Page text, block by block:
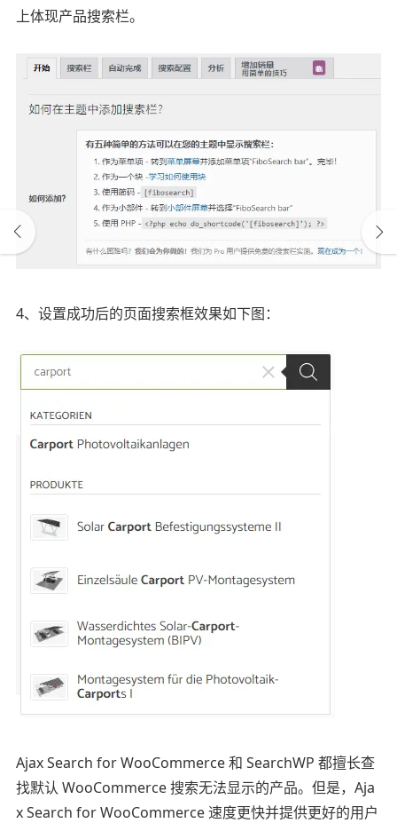
上体现产品搜索栏。
4、设置成功后的页面搜索框效果如下图：
Ajax Search for WooCommerce 和 SearchWP 都擅长查
找默认 WooCommerce 搜索无法显示的产品。但是，Aja
x Search for WooCommerce 速度更快并提供更好的用户